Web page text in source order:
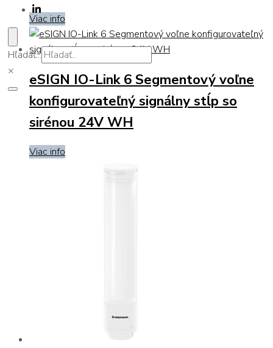
Hľadať...
×
Viac info
eSIGN IO-Link 6 Segmentový voľne
konfigurovateľný signálny stĺp so
sirénou 24V WH
Viac info